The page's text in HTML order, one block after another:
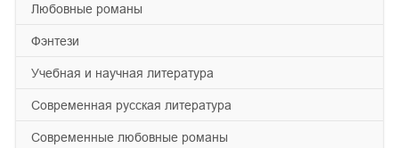
любовные романы
фэнтези
учебная и научная литература
современная русская литература
современные любовные романы